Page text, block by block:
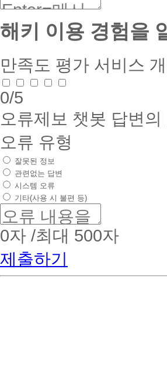
장
습
기
섭
외
지
역
동
센
요
양
원,
장
애
인
복
지
관
등
접
섭
외
해키 이용 경험을
만족도 평가 서비스
0/5
오류제보 챗봇 답변
오류 유형
잘못된 정보
관련없는 답변
시스템 오류
기타(사용 시 불편 등)
0자 /최대 500자
제출하기